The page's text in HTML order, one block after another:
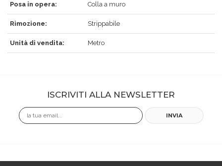
Posa in opera: Colla a muro
Rimozione: Strippabile
Unità di vendita: Metro
ISCRIVITI ALLA NEWSLETTER
Email INVIA